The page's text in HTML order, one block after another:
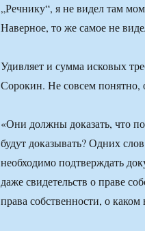
„Речнику“, я не видел там
Наверное, то же самое не
Удивляет и сумма исковых
Сорокин. Не совсем понятно,
«Они должны доказать, что
будут доказывать? Одних
необходимо подтверждать
даже свидетельств о праве
права собственности, о